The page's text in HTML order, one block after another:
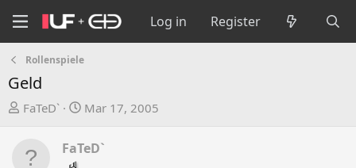
Log in Register
Rollenspiele
Geld
T
e
FaTeD`
S
a
Mar 17, 2005
FaTeD`